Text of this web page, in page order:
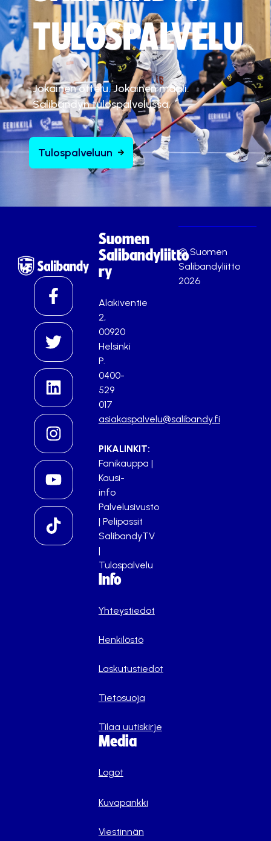
TULOSPALVELU
Jokainen ottelu. Jokainen maali.
Salibandyn tulospalvelussa.
Tulospalveluun
Suomen
Salibandyliitto
ry
Alakiventie
2,
00920
Helsinki
P.
0400-
529
017
asiakaspalvelu@salibandy.fi
PIKALINKIT:
Fanikauppa |
Kausi-
info
Palvelusivusto
| Pelipassit
SalibandyTV
|
Tulospalvelu
Info
Yhteystiedot
Henkilöstö
Laskutustiedot
Tietosuoja
Tilaa uutiskirje
Media
Logot
Kuvapankki
Viestinnän
© Suomen
Salibandyliitto
2026